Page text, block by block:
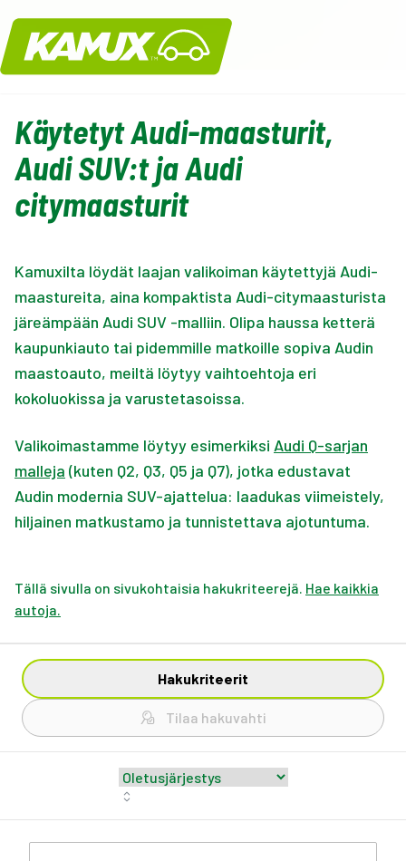
Kamux
Käytetyt Audi-maasturit,
Audi SUV:t ja Audi
citymaasturit
Kamuxilta löydät laajan valikoiman käytettyjä Audi-
maastureita, aina kompaktista Audi-citymaasturista
järeämpään Audi SUV -malliin. Olipa haussa ketterä
kaupunkiauto tai pidemmille matkoille sopiva Audin
maastoauto, meiltä löytyy vaihtoehtoja eri
kokoluokissa ja varustetasoissa.
Valikoimastamme löytyy esimerkiksi Audi Q-sarjan
malleja (kuten Q2, Q3, Q5 ja Q7), jotka edustavat
Audin modernia SUV-ajattelua: laadukas viimeistely,
hiljainen matkustamo ja tunnistettava ajotuntuma.
Tällä sivulla on sivukohtaisia hakukriteerejä. Hae kaikkia
autoja.
Hakukriteerit
Tilaa hakuvahti